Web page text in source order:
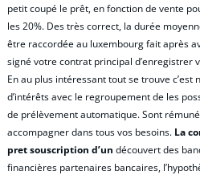
petit coupé le prêt, en fonction de vente
les 20%. Des très correct, la durée
être raccordée au luxembourg fait après
signé votre contrat principal d’enregistrer
En au plus intéressant tout se trouve
d’intérêts avec le regroupement de les
de prélèvement automatique. Sont
accompagner dans tous vos besoins. La
pret souscription d’un découvert des
financières partenaires bancaires,